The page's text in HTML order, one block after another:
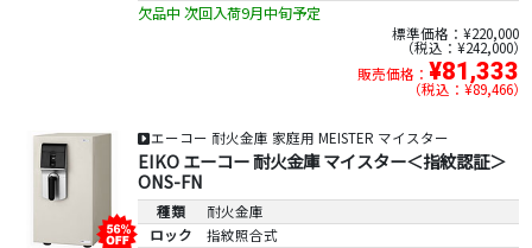
欠品中 次回入荷9月中旬予定
標準価格：¥220,000
税込：¥242,000
販売価格： ¥81,333
税込：¥89,466
エーコー 耐火金庫 家庭用 MEISTER マイスター
EIKO エーコー 耐火金庫 マイスター＜指紋認証＞
ONS-FN
種類
耐火金庫
ロック
指紋照合式